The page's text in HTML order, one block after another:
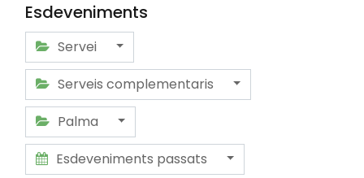
Esdeveniments
Servei
Serveis complementaris
Palma
Esdeveniments passats